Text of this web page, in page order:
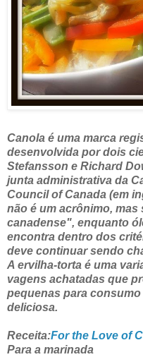
Canola é uma marca
desenvolvida por dois
Stefansson e Richard
junta administrativa da
Council of Canada (em
não é um acrônimo,
canadense", enquanto
encontra dentro dos
deve continuar sendo
A ervilha-torta é uma
vagens achatadas que
pequenas para
deliciosa.
Receita:For the Love of
Para a marinada